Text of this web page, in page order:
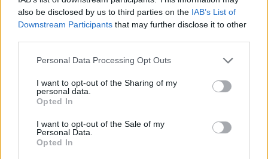
also be disclosed by us to third parties on the IAB’s List of
Downstream Participants that may further disclose it to other
Personal Data Processing Opt Outs
I want to opt-out of the Sharing of my
personal data.
Opted In
I want to opt-out of the Sale of my
Personal Data.
Opted In